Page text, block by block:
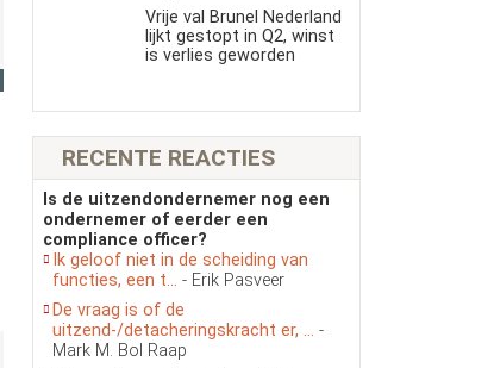
Vrije val Brunel Nederland
lijkt gestopt in Q2, winst
is verlies geworden
RECENTE REACTIES
Is de uitzendondernemer nog een
ondernemer of eerder een
compliance officer?
Ik geloof niet in de scheiding van
functies, een t... - Erik Pasveer
De vraag is of de
uitzend-/detacheringskracht er, ... -
Mark M. Bol Raap